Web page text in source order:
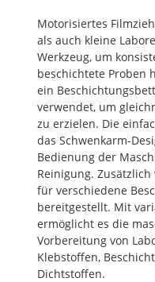
Motorisiertes
als auch kleine
Werkzeug, um
beschichtete Proben
ein
verwendet, um
zu erzielen. Die
das Schwenkarm-
Bedienung der
Reinigung.
für verschiedene
bereitgestellt. Mit
ermöglicht es die
Vorbereitung von
Klebstoffen,
Dichtstoffen.